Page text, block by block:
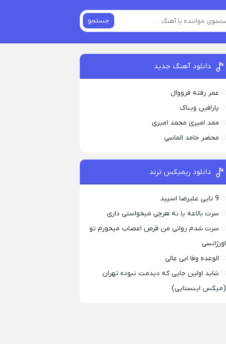
جستجو
دانلود آهنگ جدید
عمر رفته فرووال
پارافين ویناک
ممد امیری محمد امیری
محضر حامد الماسی
دانلود ریمیکس ترند
9 تایی علیرضا اسپید
سرت بالاعه یا نه هرچی میخواستی داری
سرت شدم روانی من قرص اعصاب میخورم تو
اورژانسی
الوعده وفا ابی عالی
شاید اولین جایی که دیدمت نبوده تهران
(میکس اینستایی)